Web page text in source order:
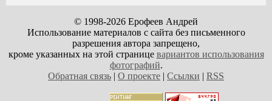
© 1998-2026 Ерофеев Андрей
Использование материалов с сайта без письменного
разрешения автора запрещено,
кроме указанных на этой странице вариантов использования
фотографий.
Обратная связь | О проекте | Ссылки | RSS